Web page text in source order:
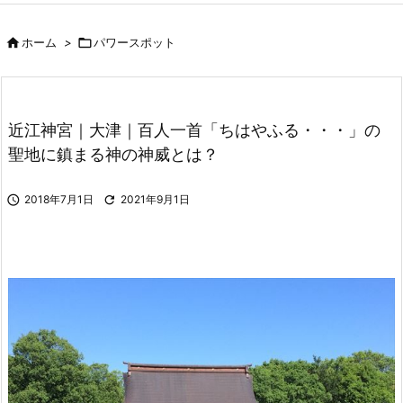
ホーム > パワースポット
近江神宮｜大津｜百人一首「ちはやふる・・・」の
聖地に鎮まる神の神威とは？
 2018年7月1日  2021年9月1日